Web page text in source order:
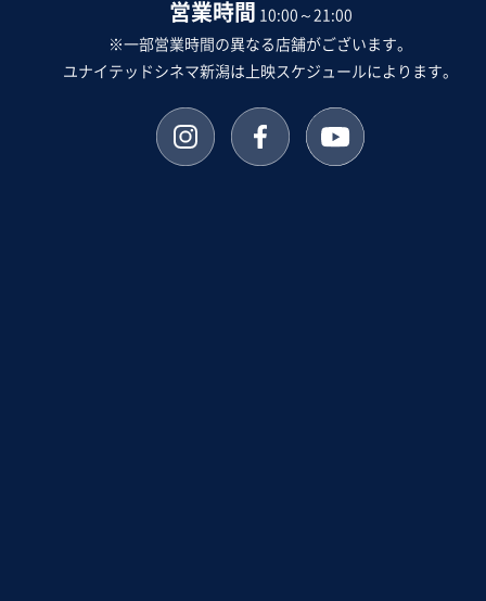
営業時間 10:00～21:00
※一部営業時間の異なる店舗がございます。
ユナイテッドシネマ新潟は上映スケジュールによります。